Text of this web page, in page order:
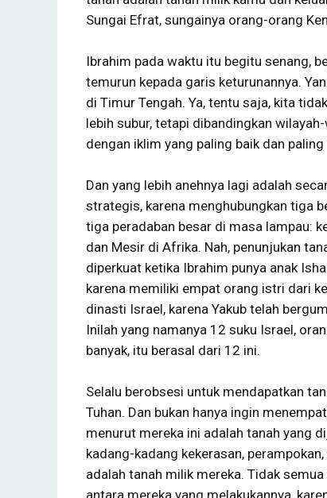
Sungai Efrat, sungainya orang-orang
Ibrahim pada waktu itu begitu senang,
temurun kepada garis keturunannya.
di Timur Tengah. Ya, tentu saja, kita
lebih subur, tetapi dibandingkan
dengan iklim yang paling baik dan
Dan yang lebih anehnya lagi adalah
strategis, karena menghubungkan tiga
tiga peradaban besar di masa lampau:
dan Mesir di Afrika. Nah, penunjukan
diperkuat ketika Ibrahim punya anak
karena memiliki empat orang istri dari
dinasti Israel, karena Yakub telah
Inilah yang namanya 12 suku Israel,
banyak, itu berasal dari 12 ini.
Selalu berobsesi untuk mendapatkan
Tuhan. Dan bukan hanya ingin
menurut mereka ini adalah tanah yang
kadang-kadang kekerasan,
adalah tanah milik mereka. Tidak
antara mereka yang melakukannya,